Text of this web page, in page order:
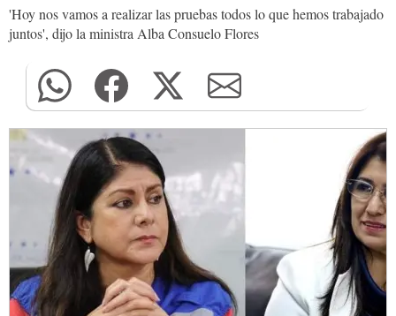
'Hoy nos vamos a realizar las pruebas todos lo que hemos trabajado
juntos', dijo la ministra Alba Consuelo Flores